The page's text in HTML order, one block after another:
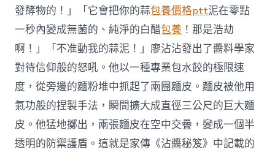
發酵物的！」「它會把你的蒜包養價格ptt泥在零點
一秒內變成無菌的、純淨的白醋包養 ！那是浩劫
啊！」「不准動我的蒜泥！」廖沾沾發出了醬料學家
對待信仰般的怒吼。他以一種專業包水餃的極限速
度，從旁邊的麵粉堆中抓起了兩團麵皮。麵皮被他用
氣功般的捏製手法，瞬間擴大成直徑三公尺的巨大麵
皮。他猛地擲出，兩張麵皮在空中交疊，變成一個半
透明的防禦護盾。這就是家傳《沾醬秘笈》中記載的